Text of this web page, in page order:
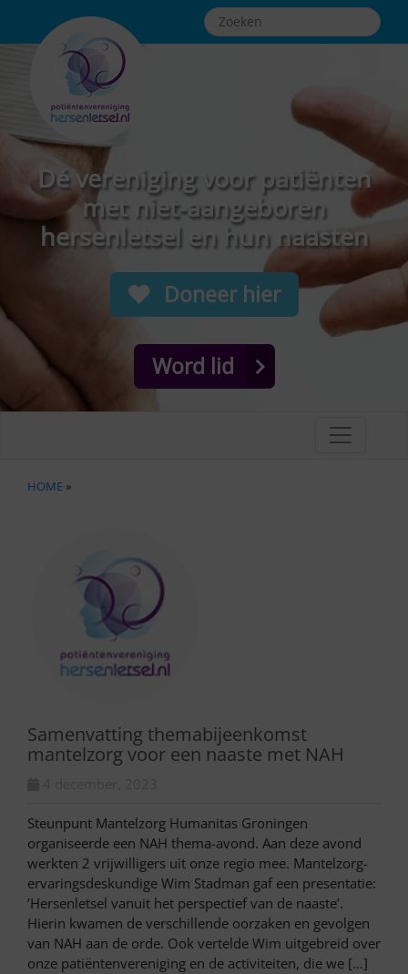
Dé vereniging voor patiënten
met niet-aangeboren
hersenletsel en hun naasten
Doneer hier
Word lid
HOME »
Samenvatting themabijeenkomst
mantelzorg voor een naaste met NAH
Steunpunt Mantelzorg Humanitas Groningen
organiseerde een NAH thema-avond. Aan deze avond
werkten 2 vrijwilligers uit onze regio mee. Mantelzorg-
ervaringsdeskundige Wim Stadman gaf een presentatie:
’Hersenletsel vanuit het perspectief van de naaste’.
Hierin kwamen de verschillende oorzaken en gevolgen
van NAH aan de orde. Ook vertelde Wim uitgebreid over
onze patiëntenvereniging en de activiteiten, die we […]